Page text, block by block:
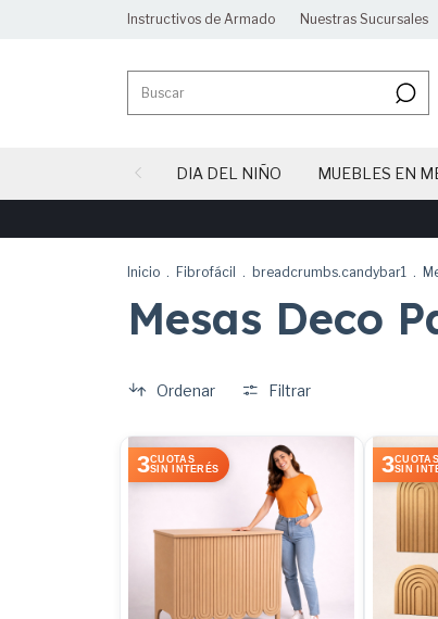
Instructivos de Armado Nuestras Sucursales
DIA DEL NIÑO MUEBLES EN
Inicio . Fibrofácil . breadcrumbs.candybar1 .
Mesas Deco
Ordenar Filtrar
3CUOTAS
SIN INTERÉS
3CUOTAS
SIN